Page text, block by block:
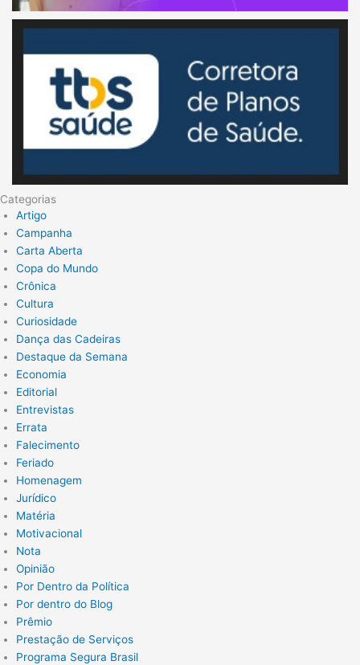
Categorias
Artigo
Campanha
Carta Aberta
Copa do Mundo
Crônica
Cultura
Curiosidade
Dança das Cadeiras
Destaque da Semana
Economia
Editorial
Entrevistas
Errata
Falecimento
Feriado
Homenagem
Jurídico
Matéria
Motivacional
Nota
Opinião
Por Dentro da Política
Por dentro do Blog
Prêmio
Prestação de Serviços
Programa Segura Brasil